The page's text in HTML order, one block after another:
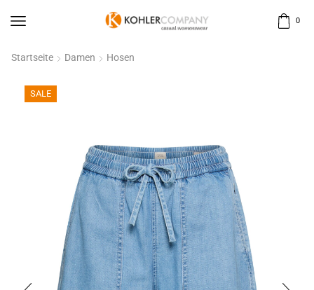
0
Startseite Damen Hosen
SALE